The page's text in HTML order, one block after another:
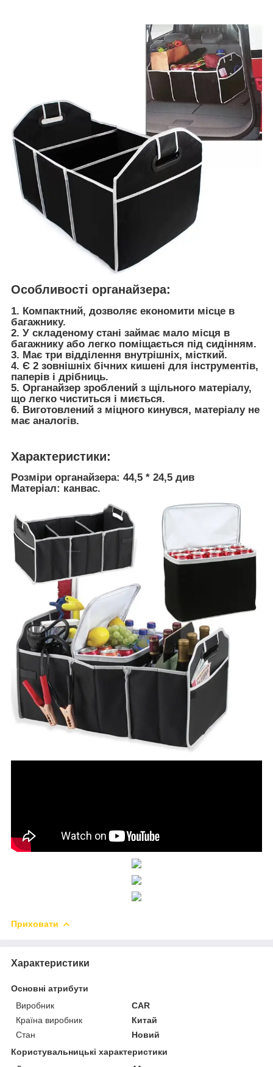
Особливості органайзера:
1. Компактний, дозволяє економити місце в
багажнику.
2. У складеному стані займає мало місця в
багажнику або легко поміщається під сидінням.
3. Має три відділення внутрішніх, місткий.
4. Є 2 зовнішніх бічних кишені для інструментів,
паперів і дрібниць.
5. Органайзер зроблений з щільного матеріалу,
що легко чиститься і миється.
6. Виготовлений з міцного кинувся, матеріалу не
має аналогів.
Характеристики:
Розміри органайзера: 44,5 * 24,5 див
Матеріал: канвас.
Приховати
Характеристики
Основні атрибути
Виробник
CAR
Країна виробник
Китай
Стан
Новий
Користувальницькі характеристики